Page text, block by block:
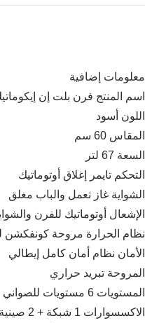
معلومات إضافية
اسم المنتج فرن بلت إن
اللون أسود
المقاس 60 سم
السعة 67 لتر
التحكم تايمر إغلاق أوتوماتيك
الشواية غاز تعمل والباب مغلق
الإشعال أوتوماتيك للفرن
نظام الحرارة مروحة كونفكشن
الأمان نظام أمان كامل إيطالي
المروحة تبريد حراري
المستويات 6 مستويات للصواني
الاكسسوارات 1 شبكة + 2 صينية عميقة + سيخ شوي
Facebook
Instagram
WhatsApp